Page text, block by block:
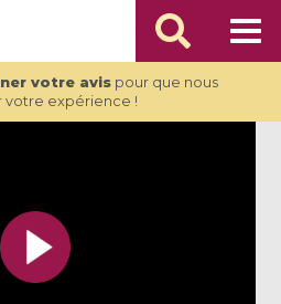
votre avispour que nous
votre expérience !